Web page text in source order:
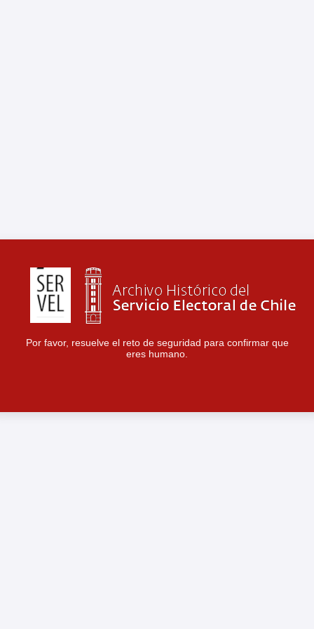
Por favor, resuelve el reto de seguridad para confirmar que
eres humano.